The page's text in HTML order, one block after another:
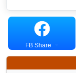
FB Share